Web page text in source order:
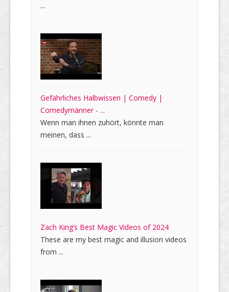
...
Gefährliches Halbwissen | Comedy |
Comedymänner - ...
Wenn man ihnen zuhört, könnte man
meinen, dass ...
Zach King’s Best Magic Videos of 2024
These are my best magic and illusion videos
from ...